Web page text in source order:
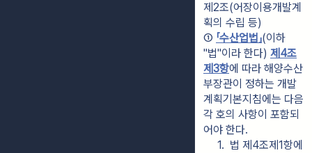
제2조(어장이용개발계
획의 수립 등)
① 「수산업법」(이하
"법"이라 한다) 제4조
제3항에 따라 해양수산
부장관이 정하는 개발
계획기본지침에는 다음
각 호의 사항이 포함되
어야 한다.
1.  법 제4조제1항에